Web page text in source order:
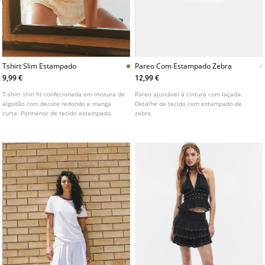
Tshirt Slim Estampado
9,99 €
T-shirt slim fit confecionada em mistura de
algodão com decote redondo e manga
curta. Pormenor de tecido estampado.
Pareo Com Estampado Zebra
12,99 €
Pareo ajustável à cintura com laçada.
Detalhe de tecido com estampado de
zebra.